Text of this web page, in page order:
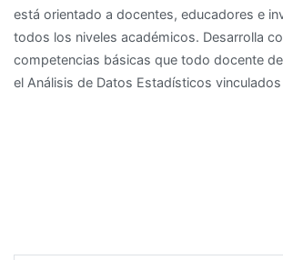
está orientado a docentes, educadores e
todos los niveles académicos. Desarrolla
competencias básicas que todo docente
el Análisis de Datos Estadísticos